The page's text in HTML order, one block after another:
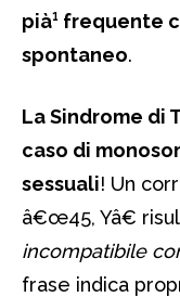
pià¹ frequente
spontaneo.
La Sindrome di
caso di
sessuali! Un
â€œ45, Yâ€
incompatibile
frase indica